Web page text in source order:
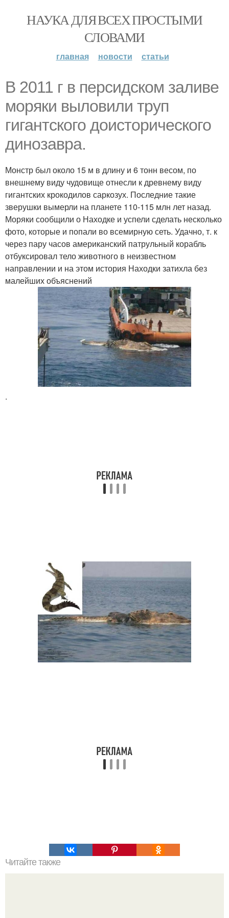
НАУКА ДЛЯ ВСЕХ ПРОСТЫМИ
СЛОВАМИ
главная новости статьи
В 2011 г в персидском заливе
моряки выловили труп
гигантского доисторического
динозавра.
Монстр был около 15 м в длину и 6 тонн весом, по
внешнему виду чудовище отнесли к древнему виду
гигантских крокодилов саркозух. Последние такие
зверушки вымерли на планете 110-115 млн лет назад.
Моряки сообщили о Находке и успели сделать несколько
фото, которые и попали во всемирную сеть. Удачно, т. к
через пару часов американский патрульный корабль
отбуксировал тело животного в неизвестном
направлении и на этом история Находки затихла без
малейших объяснений
.
Читайте также